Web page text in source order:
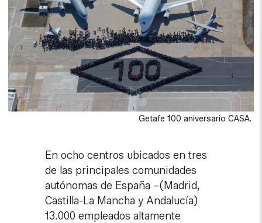
Getafe 100 aniversario CASA.
En ocho centros ubicados en tres
de las principales comunidades
autónomas de España –(Madrid,
Castilla-La Mancha y Andalucía)
13.000 empleados altamente